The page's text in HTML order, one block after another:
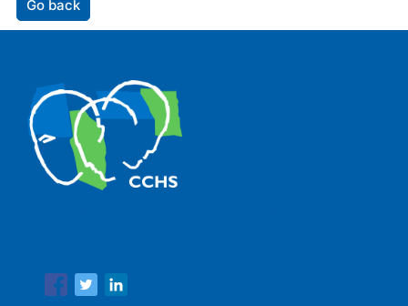
Go back